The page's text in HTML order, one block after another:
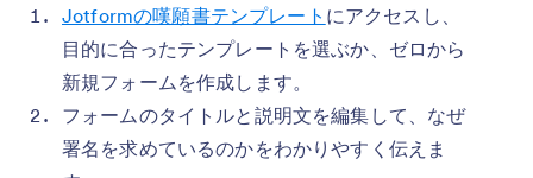
Jotformの嘆願書テンプレート にアクセスし、
目的に合ったテンプレートを選ぶか、ゼロから
新規フォームを作成します。
フォームのタイトルと説明文を編集して、なぜ
署名を求めているのかをわかりやすく伝えま